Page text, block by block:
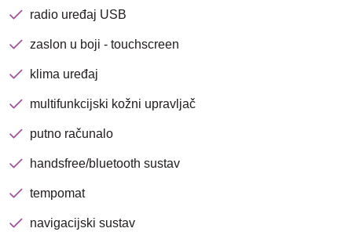
radio uređaj USB
zaslon u boji - touchscreen
klima uređaj
multifunkcijski kožni upravljač
putno računalo
handsfree/bluetooth sustav
tempomat
navigacijski sustav
Nova lokacija - Slavonska
avenija 102, Resnik
Brza pretraga
Traži